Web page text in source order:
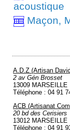
acoustique
Maçon,
A.D.Z (Artisan
2 av Gén Brosset
13009 MARSEILLE
Téléphone : 04 91
ACB (Artisanat
20 bd des Cerisiers
13012 MARSEILLE
Téléphone : 04 91